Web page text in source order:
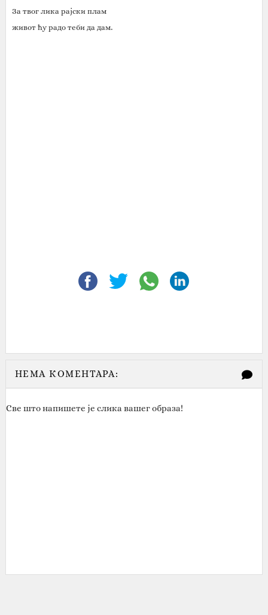
За твог лика рајски плам
живот ћу радо теби да дам.
НЕМА КОМЕНТАРА:
Све што напишете је слика вашег образа!